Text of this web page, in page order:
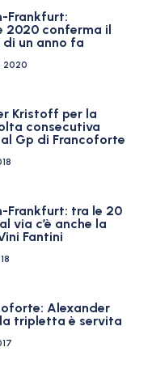
Frankfurt:
2020 conferma il
di un anno fa
2020
Kristoff per la
consecutiva
Gp di Francoforte
Frankfurt: tra le 20
via c’è anche la
Fantini
Alexander
tripletta è servita